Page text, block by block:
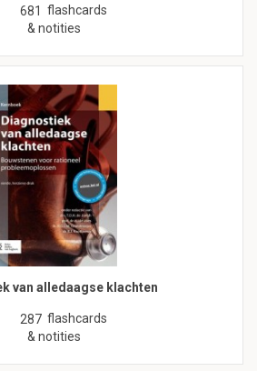
681 flashcards
& notities
van alledaagse klachten
287 flashcards
& notities